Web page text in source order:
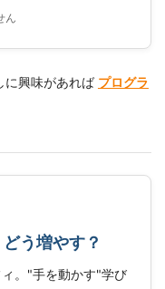
ん
興味があれば プログラ
う増やす？
。"手を動かす"学び